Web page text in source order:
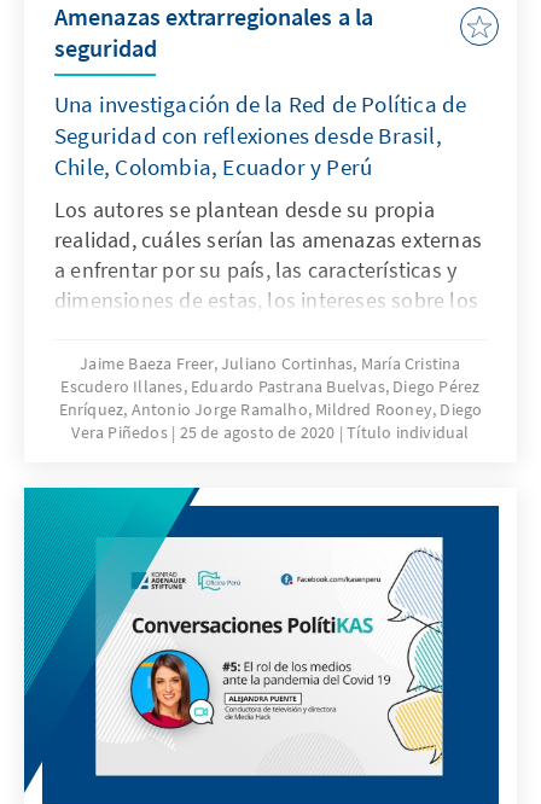
Amenazas extrarregionales a la
seguridad
Una investigación de la Red de Política de
Seguridad con reflexiones desde Brasil,
Chile, Colombia, Ecuador y Perú
Los autores se plantean desde su propia
realidad, cuáles serían las amenazas externas
a enfrentar por su país, las características y
dimensiones de estas, los intereses sobre los
ser llevadas a cabo en cada Estado para
enfrentarlas.
Jaime Baeza Freer, Juliano Cortinhas, María Cristina
Escudero Illanes, Eduardo Pastrana Buelvas, Diego Pérez
Enríquez, Antonio Jorge Ramalho, Mildred Rooney, Diego
Vera Piñedos 25 de agosto de 2020 Título individual